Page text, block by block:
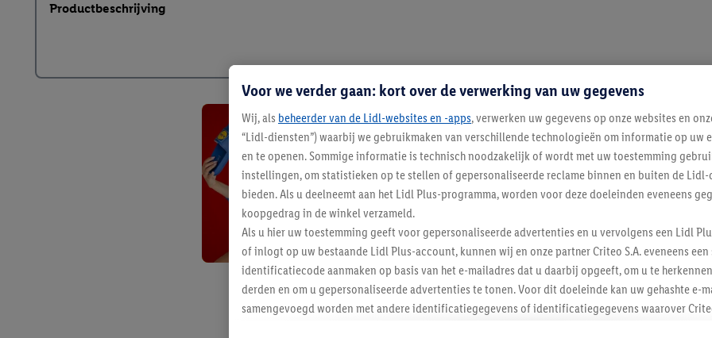
Productbeschrijving
Blijf op de
Schrijf je in op de
Voor we verder gaan: kort over de verwerking van uw gegevens
Wij, als beheerder van de Lidl-websites en -apps, verwerken uw gegevens op onze websites en
“Lidl-diensten”) waarbij we gebruikmaken van verschillende technologieën om informatie op uw
en te openen. Sommige informatie is technisch noodzakelijk of wordt met uw toestemming
instellingen, om statistieken op te stellen of gepersonaliseerde reclame binnen en buiten de Lidl-
bieden. Als u deelneemt aan het Lidl Plus-programma, worden voor deze doeleinden eveneens
koopgedrag in de winkel verzameld.
Als u hier uw toestemming geeft voor gepersonaliseerde advertenties en u vervolgens een Lidl
of inlogt op uw bestaande Lidl Plus-account, kunnen wij en onze partner Criteo S.A. eveneens
identificatiecode aanmaken op basis van het e-mailadres dat u daarbij opgeeft, om u te
derden en om u gepersonaliseerde advertenties te tonen. Voor dit doeleinde kan uw gehashte e-
samengevoegd worden met andere identificatiegegevens of identificatiegegevens waarover